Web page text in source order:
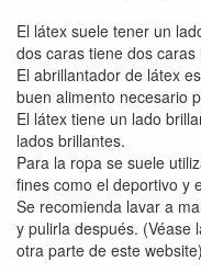
El látex suele tener un
dos caras tiene dos caras
El abrillantador de látex
buen alimento necesario
El látex tiene un lado
lados brillantes.
Para la ropa se suele
fines como el deportivo y
Se recomienda lavar a
y pulirla después. (Véase
otra parte de este